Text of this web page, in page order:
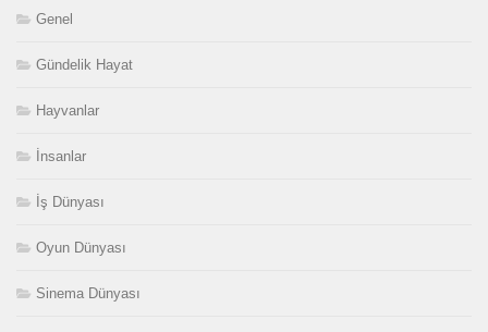
Genel
Gündelik Hayat
Hayvanlar
İnsanlar
İş Dünyası
Oyun Dünyası
Sinema Dünyası